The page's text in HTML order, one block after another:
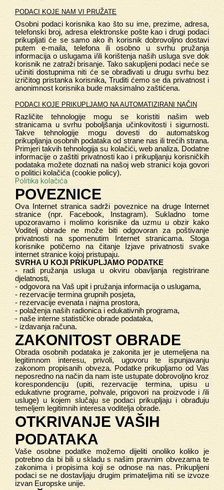
PODACI KOJE NAM VI PRUŽATE
Osobni podaci korisnika kao što su ime, prezime, adresa,
telefonski broj, adresa elektronske pošte kao i drugi podaci
prikupljati će se samo ako ih korisnik dobrovoljno dostavi
putem e-maila, telefona ili osobno u svrhu pružanja
informacija o uslugama i/ili korištenja naših usluga sve dok
korisnik ne zatraži brisanje. Tako sakupljeni podaci neće se
učiniti dostupnima niti će se obrađivati u drugu svrhu bez
izričitog pristanka korisnika, Truditi ćemo se da privatnost i
anonimnost korisnika bude maksimalno zaštićena.
PODACI KOJE PRIKUPLJAMO NA AUTOMATIZIRANI NAČIN
Različite tehnologije mogu se koristiti našim web
stranicama u svrhu poboljšanja učinkovitosti i sigurnosti.
Takve tehnologije mogu dovesti do automatskog
prikupljanja osobnih podataka od strane nas ili trećih strana.
Primjeri takvih tehnologija su kolačići, web analiza. Dodatne
informacije o zaštiti privatnosti kao i prikupljanju korisničkih
podataka možete doznati na našoj web stranici koja govori
o politici kolačića (cookie policy).
Politika kolačića
POVEZNICE
Ova Internet stranica sadrži poveznice na druge Internet
stranice (npr. Facebook, Instagram). Sukladno tome
upozoravamo i molimo korisnike da uzmu u obzir kako
Voditelj obrade ne može biti odgovoran za poštivanje
privatnosti na spomenutim Internet stranicama. Stoga
korisnike potičemo na čitanje Izjave privatnosti svake
internet stranice kojoj pristupaju.
SVRHA U KOJI PRIKUPLJAMO PODATKE
- radi pružanja usluga u okviru obavljanja registrirane
djelatnosti,
- odgovora na Vaš upit i pružanja informacija o uslugama,
- rezervacije termina grupnih posjeta,
- rezervacije evenata i najma prostora,
- polaženja naših radionica i edukativnih programa,
- naše interne statističke obrade podataka,
- izdavanja računa.
ZAKONITOST OBRADE
Obrada osobnih podataka je zakonita jer je utemeljena na
legitimnom interesu, privoli, ugovoru te ispunjavanju
zakonom propisanih obveza. Podatke prikupljamo od Vas
neposredno na način da nam iste ustupate dobrovoljno kroz
korespondenciju (upiti, rezervacije termina, upisu u
edukativne programe, pohvale, prigovori na proizvode i /ili
usluge) u kojem slučaju se podaci prikupljaju i obrađuju
temeljem legitimnih interesa voditelja obrade.
OTKRIVANJE VAŠIH
PODATAKA
Vaše osobne podatke možemo dijeliti onoliko koliko je
potrebno da bi bili u skladu s našim pravnim obvezama te
zakonima i propisima koji se odnose na nas. Prikupljeni
podaci se ne dostavljaju drugim primateljima niti se izvoze
izvan Europske unije.